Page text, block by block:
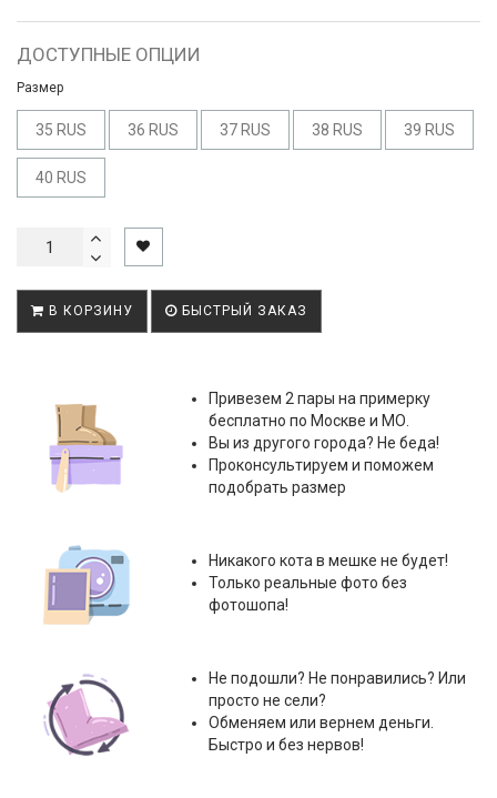
ДОСТУПНЫЕ ОПЦИИ
Размер
35 RUS 36 RUS 37 RUS 38 RUS 39 RUS
40 RUS
В КОРЗИНУ БЫСТРЫЙ ЗАКАЗ
Привезем 2 пары на примерку
бесплатно по Москве и МО.
Вы из другого города? Не беда!
Проконсультируем и поможем
подобрать размер
Никакого кота в мешке не будет!
Только реальные фото без
фотошопа!
Не подошли? Не понравились? Или
просто не сели?
Обменяем или вернем деньги.
Быстро и без нервов!